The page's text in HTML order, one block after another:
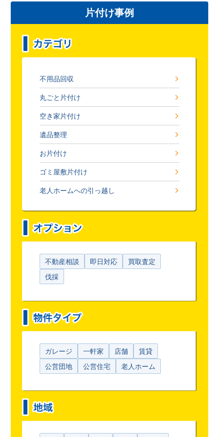
片付け事例
不用品回収
丸ごと片付け
空き家片付け
遺品整理
お片付け
ゴミ屋敷片付け
老人ホームへの引っ越し
不動産相談 即日対応
買取査定
伐採
ガレージ 一軒家 店舗
賃貸
公営団地
公営住宅 老人ホーム